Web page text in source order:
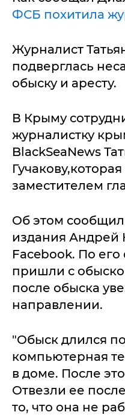
ФСБ похитила
Журналист
подверглась
обыску и аресту.
В Крыму
журналистку
BlackSeaNews
заместителем
Об этом
издания Андрей
Facebook. По
пришли с
после обыска
направлении.
"Обыск длился
компьютерная
в доме. После
Отвезли ее
то, что она не